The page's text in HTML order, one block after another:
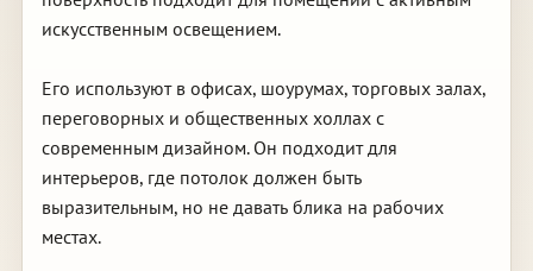
искусственным освещением.
Его используют в офисах, шоурумах, торговых залах,
переговорных и общественных холлах с
современным дизайном. Он подходит для
интерьеров, где потолок должен быть
выразительным, но не давать блика на рабочих
местах.